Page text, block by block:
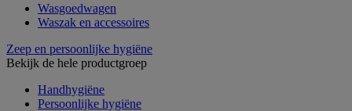
Wasgoedwagen
Waszak en accessoires
Zeep en persoonlijke hygiëne
Bekijk de hele productgroep
Handhygiëne
Persoonlijke hygiëne